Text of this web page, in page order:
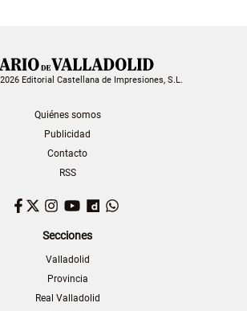
Editorial Castellana de Impresiones, S.L.
Quiénes somos
Publicidad
Contacto
RSS
Facebook
TwitterInstagram
YouTubeDailymotion
Secciones
Valladolid
Provincia
Real Valladolid